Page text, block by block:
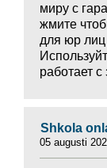
миру с
жмите
для юр лиц
работает
Shkola
05 augusti